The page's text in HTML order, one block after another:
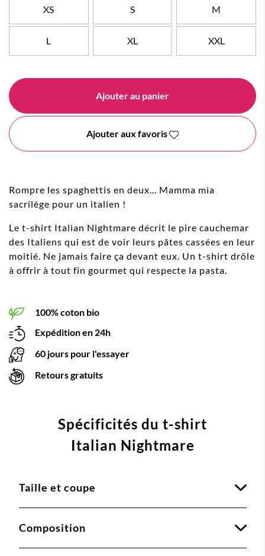
XS S M
L XL XXL
Ajouter au panier
Ajouter aux favoris
Rompre les spaghettis en deux... Mamma mia
sacrilège pour un italien !
Le t-shirt Italian Nightmare décrit le pire cauchemar
des Italiens qui est de voir leurs pâtes cassées en leur
moitié. Ne jamais faire ça devant eux. Un t-shirt drôle
à offrir à tout fin gourmet qui respecte la pasta.
100% coton bio
Expédition en 24h
60 jours pour l'essayer
Retours gratuits
Spécificités du t-shirt
Italian Nightmare
Taille et coupe
Composition